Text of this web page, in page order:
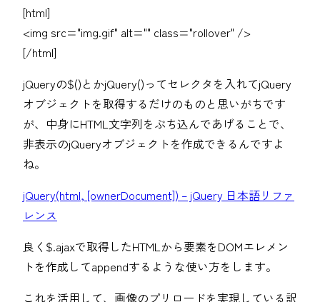
[html]
<img src="img.gif" alt="" class="rollover" />
[/html]
jQueryの$()とかjQuery()ってセレクタを入れてjQuery
オブジェクトを取得するだけのものと思いがちです
が、中身にHTML文字列をぶち込んであげることで、
非表示のjQueryオブジェクトを作成できるんですよ
ね。
jQuery(html, [ownerDocument]) – jQuery 日本語リファ
レンス
良く$.ajaxで取得したHTMLから要素をDOMエレメン
トを作成してappendするような使い方をします。
これを活用して、画像のプリロードを実現している訳